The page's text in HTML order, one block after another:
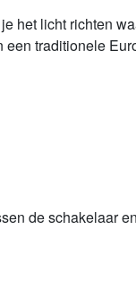
het licht richten
traditionele
de schakelaar